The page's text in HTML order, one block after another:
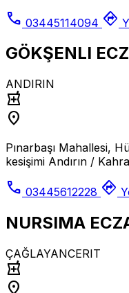
call 03445114094 directions
GÖKŞENLI
ANDIRIN
local_pharmacy
location_on
Pınarbaşı Mahallesi,
kesişimi Andırın /
call 03445612228 directions
NURSIMA
ÇAĞLAYANCERIT
local_pharmacy
location_on